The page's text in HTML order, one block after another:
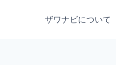
ザワナビについて